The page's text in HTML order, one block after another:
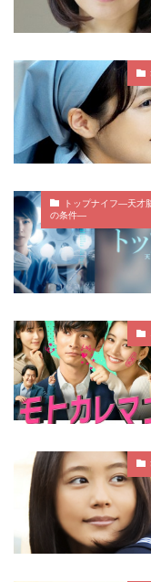
トップナイフ―天才
の条件―